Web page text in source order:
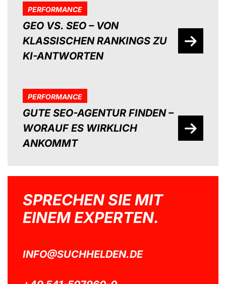
PERFORMANCE
GEO VS. SEO – VON
KLASSISCHEN RANKINGS ZU
KI-ANTWORTEN
PERFORMANCE
GUTE SEO-AGENTUR FINDEN –
WORAUF ES WIRKLICH
ANKOMMT
SPRECHEN SIE MIT
EINEM EXPERTEN.
INFO@SUCHHELDEN.DE